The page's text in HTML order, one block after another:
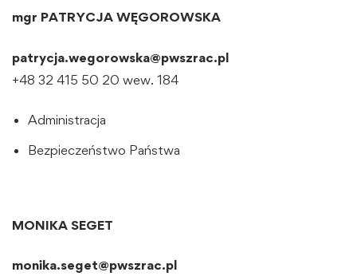
mgr PATRYCJA WĘGOROWSKA
patrycja.wegorowska@pwszrac.pl
+48 32 415 50 20 wew. 184
Administracja
Bezpieczeństwo Państwa
MONIKA SEGET
monika.seget@pwszrac.pl